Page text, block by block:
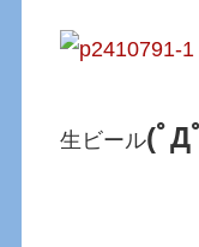
生ビール(ﾟД